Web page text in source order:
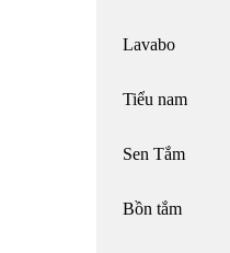
Lavabo
Tiểu nam
Sen Tắm
Bồn tắm